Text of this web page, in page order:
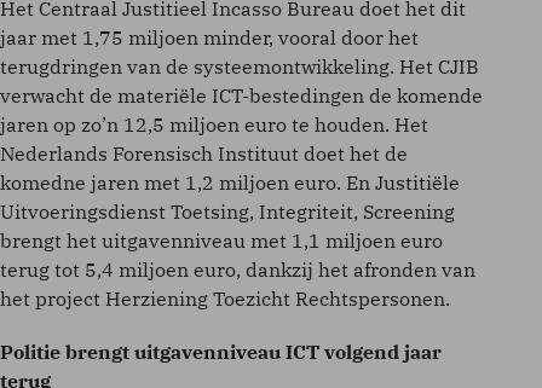
Het Centraal Justitieel Incasso Bureau doet het dit
jaar met 1,75 miljoen minder, vooral door het
terugdringen van de systeemontwikkeling. Het CJIB
verwacht de materiële ICT-bestedingen de komende
jaren op zo’n 12,5 miljoen euro te houden. Het
Nederlands Forensisch Instituut doet het de
komedne jaren met 1,2 miljoen euro. En Justitiële
Uitvoeringsdienst Toetsing, Integriteit, Screening
brengt het uitgavenniveau met 1,1 miljoen euro
terug tot 5,4 miljoen euro, dankzij het afronden van
het project Herziening Toezicht Rechtspersonen.
Politie brengt uitgavenniveau ICT volgend jaar
terug